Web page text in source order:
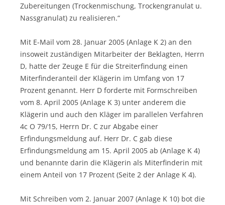
Zubereitungen (Trockenmischung, Trockengranulat u.
Nassgranulat) zu realisieren.“
Mit E-Mail vom 28. Januar 2005 (Anlage K 2) an den
insoweit zuständigen Mitarbeiter der Beklagten, Herrn
D, hatte der Zeuge E für die Streiterfindung einen
Miterfinderanteil der Klägerin im Umfang von 17
Prozent genannt. Herr D forderte mit Formschreiben
vom 8. April 2005 (Anlage K 3) unter anderem die
Klägerin und auch den Kläger im parallelen Verfahren
4c O 79/15, Herrn Dr. C zur Abgabe einer
Erfindungsmeldung auf. Herr Dr. C gab diese
Erfindungsmeldung am 15. April 2005 ab (Anlage K 4)
und benannte darin die Klägerin als Miterfinderin mit
einem Anteil von 17 Prozent (Seite 2 der Anlage K 4).
Mit Schreiben vom 2. Januar 2007 (Anlage K 10) bot die